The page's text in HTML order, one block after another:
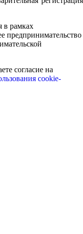
в рамках
предпринимательство
согласие на
cookie-